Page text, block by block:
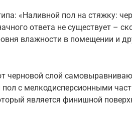
«Наливной пол на стяжку:
ответа не существует –
влажности в помещении и
черновой слой
с мелкодисперсионными
является финишной